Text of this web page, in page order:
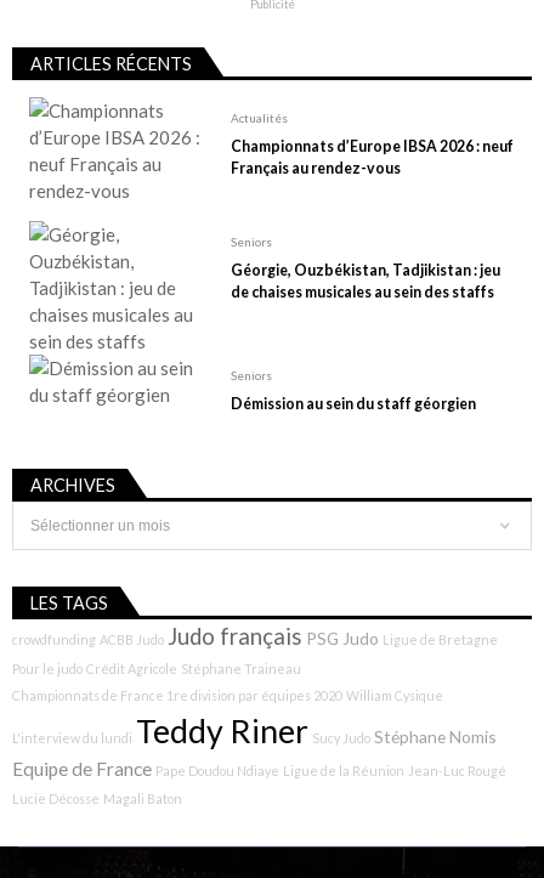
Publicité
ARTICLES RÉCENTS
Actualités
Championnats d’Europe IBSA 2026 : neuf
Français au rendez-vous
Seniors
Géorgie, Ouzbékistan, Tadjikistan : jeu
de chaises musicales au sein des staffs
Seniors
Démission au sein du staff géorgien
ARCHIVES
Archives
LES TAGS
crowdfunding ACBB Judo Judo français PSG Judo Ligue de Bretagne
Pour le judo Crédit Agricole Stéphane Traineau
Championnats de France 1re division par équipes 2020 William Cysique
L'interview du lundi Teddy Riner Sucy Judo Stéphane Nomis
Equipe de France Pape Doudou Ndiaye Ligue de la Réunion Jean-Luc Rougé
Lucie Décosse Magali Baton